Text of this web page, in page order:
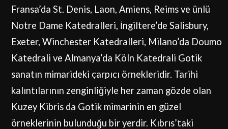
Fransa’da St. Denis, Laon, Amiens, Reims ve ünlü
Notre Dame Katedralleri, İngiltere’de Salisbury,
Exeter, Winchester Katedralleri, Milano’da Doumo
Katedrali ve Almanya’da Köln Katedrali Gotik
sanatın mimarideki çarpıcı örnekleridir. Tarihi
kalıntılarının zenginliğiyle her zaman gözde olan
Kuzey Kibris da Gotik mimarinin en güzel
örneklerinin bulunduğu bir yerdir. Kıbrıs’taki